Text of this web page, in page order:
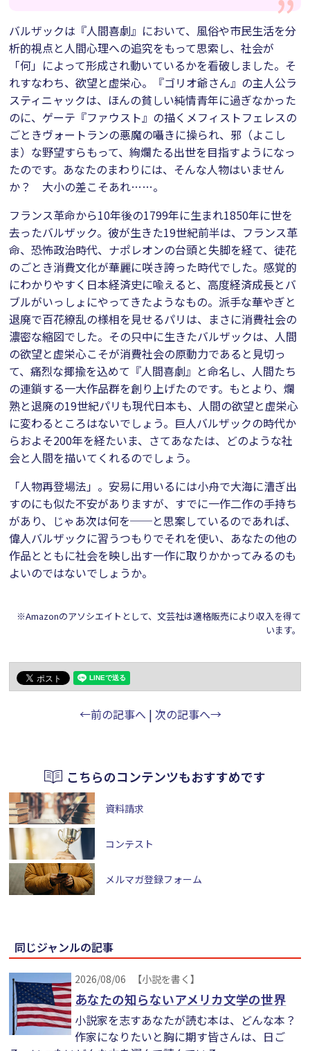
バルザックは『人間喜劇』において、風俗や市民生活を分
析的視点と人間心理への追究をもって思索し、社会が
「何」によって形成され動いているかを看破しました。そ
れすなわち、欲望と虚栄心。『ゴリオ爺さん』の主人公ラ
スティニャックは、ほんの貧しい純情青年に過ぎなかった
のに、ゲーテ『ファウスト』の描くメフィストフェレスの
ごときヴォートランの悪魔の囁きに操られ、邪（よこし
ま）な野望すらもって、絢爛たる出世を目指すようになっ
たのです。あなたのまわりには、そんな人物はいません
か？ 大小の差こそあれ……。
フランス革命から10年後の1799年に生まれ1850年に世を
去ったバルザック。彼が生きた19世紀前半は、フランス革
命、恐怖政治時代、ナポレオンの台頭と失脚を経て、徒花
のごとき消費文化が華麗に咲き誇った時代でした。感覚的
にわかりやすく日本経済史に喩えると、高度経済成長とバ
ブルがいっしょにやってきたようなもの。派手な華やぎと
退廃で百花繚乱の様相を見せるパリは、まさに消費社会の
濃密な縮図でした。その只中に生きたバルザックは、人間
の欲望と虚栄心こそが消費社会の原動力であると見切っ
て、痛烈な揶揄を込めて『人間喜劇』と命名し、人間たち
の連鎖する一大作品群を創り上げたのです。もとより、爛
熟と退廃の19世紀パリも現代日本も、人間の欲望と虚栄心
に変わるところはないでしょう。巨人バルザックの時代か
らおよそ200年を経たいま、さてあなたは、どのような社
会と人間を描いてくれるのでしょう。
「人物再登場法」。安易に用いるには小舟で大海に漕ぎ出
すのにも似た不安がありますが、すでに一作二作の手持ち
があり、じゃあ次は何を──と思案しているのであれば、
偉人バルザックに習うつもりでそれを使い、あなたの他の
作品とともに社会を映し出す一作に取りかかってみるのも
よいのではないでしょうか。
※Amazonのアソシエイトとして、文芸社は適格販売により収入を得て
います。
←前の記事へ | 次の記事へ→
こちらのコンテンツもおすすめです
資料請求
コンテスト
メルマガ登録フォーム
同じジャンルの記事
2026/08/06 【小説を書く】
あなたの知らないアメリカ文学の世界
小説家を志すあなたが読む本は、どんな本？
作家になりたいと胸に期す皆さんは、日ご